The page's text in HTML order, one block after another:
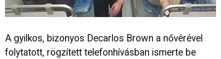
A gyilkos, bizonyos Decarlos Brown a nővérével
folytatott, rögzített telefonhívásban ismerte be